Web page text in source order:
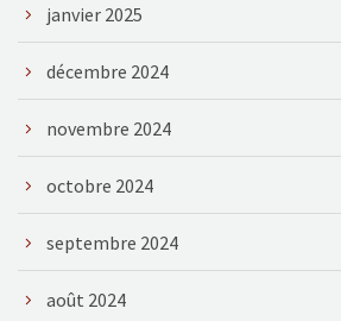
janvier 2025
décembre 2024
novembre 2024
octobre 2024
septembre 2024
août 2024